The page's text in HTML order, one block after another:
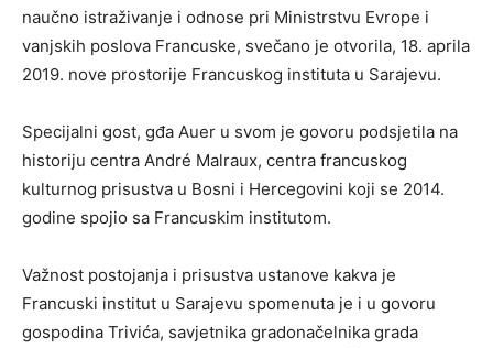
naučno istraživanje i odnose pri Ministrstvu Evrope i
vanjskih poslova Francuske, svečano je otvorila, 18. aprila
2019. nove prostorije Francuskog instituta u Sarajevu.
Specijalni gost, gđa Auer u svom je govoru podsjetila na
historiju centra André Malraux, centra francuskog
kulturnog prisustva u Bosni i Hercegovini koji se 2014.
godine spojio sa Francuskim institutom.
Važnost postojanja i prisustva ustanove kakva je
Francuski institut u Sarajevu spomenuta je i u govoru
gospodina Trivića, savjetnika gradonačelnika grada